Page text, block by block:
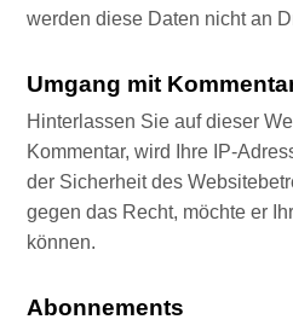
werden diese Daten nicht an
Umgang mit
Hinterlassen Sie auf dieser
Kommentar, wird Ihre IP-
der Sicherheit des
gegen das Recht, möchte er
können.
Abonnements